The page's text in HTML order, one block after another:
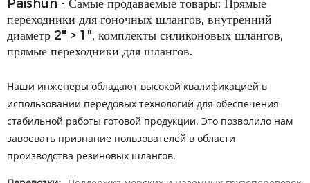
Paishun - Самые продаваемые товары: Прямые
переходники для гоночных шлангов, внутренний
диаметр 2" > 1", комплекты силиконовых шлангов,
прямые переходники для шлангов.
Наши инженеры обладают высокой квалификацией в
использовании передовых технологий для обеспечения
стабильной работы готовой продукции. Это позволило нам
завоевать признание пользователей в области
производства резиновых шлангов.